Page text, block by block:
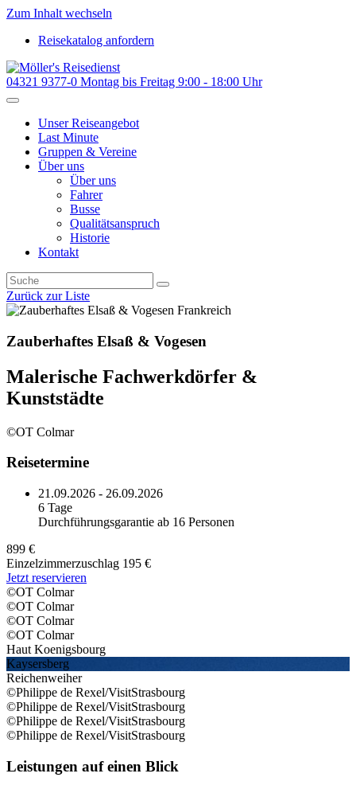
Zum Inhalt wechseln
Reisekatalog anfordern
04321 9377-0 Montag bis Freitag 9:00 - 18:00 Uhr
Unser Reiseangebot
Last Minute
Gruppen & Vereine
Über uns
Über uns
Fahrer
Busse
Qualitätsanspruch
Historie
Kontakt
Zurück zur Liste
Frankreich
Zauberhaftes Elsaß & Vogesen
Malerische Fachwerkdörfer &
Kunststädte
©OT Colmar
Reisetermine
21.09.2026 - 26.09.2026
6 Tage
Durchführungsgarantie ab 16 Personen
899 €
Einzelzimmerzuschlag 195 €
Jetzt reservieren
©OT Colmar
©OT Colmar
©OT Colmar
©OT Colmar
Haut Koenigsbourg
Kaysersberg
Reichenweiher
©Philippe de Rexel/VisitStrasbourg
©Philippe de Rexel/VisitStrasbourg
©Philippe de Rexel/VisitStrasbourg
©Philippe de Rexel/VisitStrasbourg
Leistungen auf einen Blick